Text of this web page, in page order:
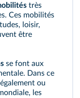
très
Ces mobilités
loisir,
être
se font aux
Dans ce
ou
les